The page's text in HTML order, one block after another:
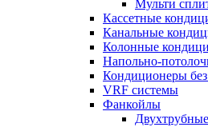
Мульти
Кассетные
Канальные
Колонные
Напольно-
Кондиционеры
VRF системы
Фанкойлы